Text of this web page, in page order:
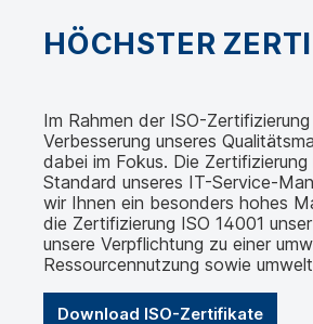
HÖCHSTER
Im Rahmen der ISO-
Verbesserung unseres
dabei im Fokus. Die
Standard unseres IT-Service-
wir Ihnen ein besonders hohes
die Zertifizierung ISO 14001
unsere Verpflichtung zu einer
Ressourcennutzung sowie
Download ISO-Zertifikate